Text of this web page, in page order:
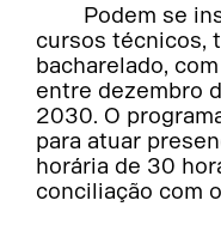
Podem se
cursos técnicos,
bacharelado,
entre dezembro
2030. O
para atuar
horária de 30
conciliação com